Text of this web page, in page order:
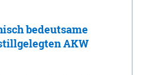
bedeutsame
AKW